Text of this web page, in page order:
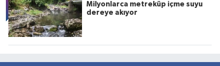
Milyonlarca metreküp içme suyu
dereye akıyor